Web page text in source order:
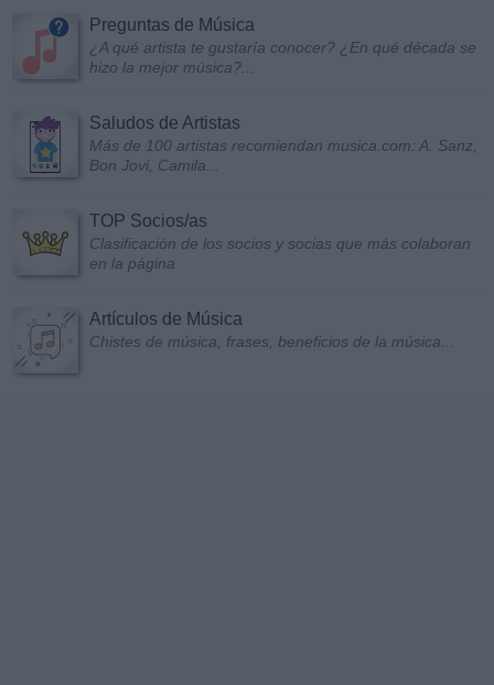
Preguntas de Música
¿A qué artista te gustaría conocer? ¿En qué década se
hizo la mejor música?...
Saludos de Artistas
Más de 100 artistas recomiendan musica.com: A. Sanz,
Bon Jovi, Camila...
TOP Socios/as
Clasificación de los socios y socias que más colaboran
en la página
Artículos de Música
Chistes de música, frases, beneficios de la música...